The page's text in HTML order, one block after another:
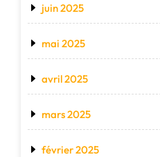
juin 2025
mai 2025
avril 2025
mars 2025
février 2025